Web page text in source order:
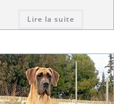
Lire la suite